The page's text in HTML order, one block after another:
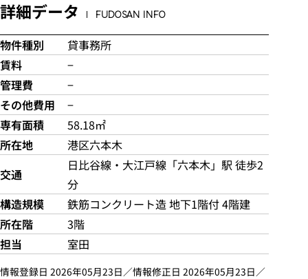
詳細データ FUDOSAN INFO
物件種別
貸事務所
賃料
−
管理費
−
その他費用
−
専有面積
58.18㎡
所在地
港区六本木
交通
日比谷線・大江戸線「六本木」駅 徒歩2
分
構造規模
鉄筋コンクリート造 地下1階付 4階建
所在階
3階
担当
室田
情報登録日 2026年05月23日／情報修正日 2026年05月23日／